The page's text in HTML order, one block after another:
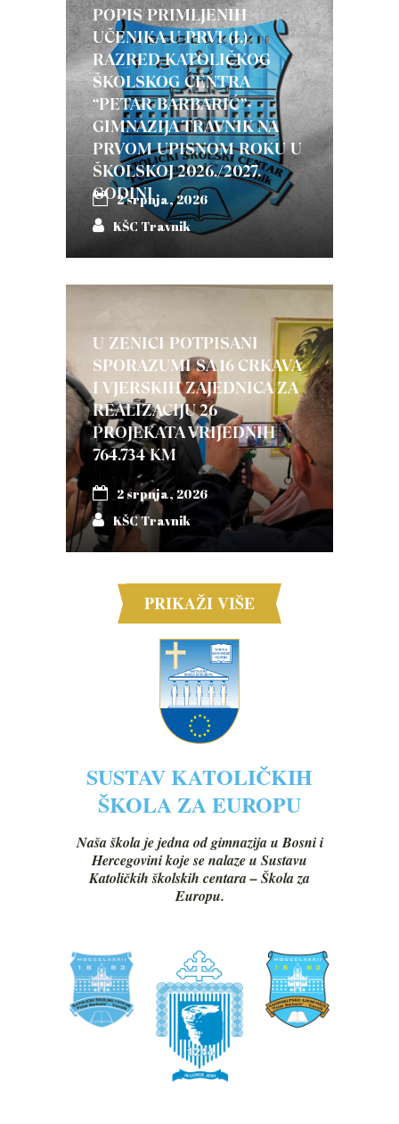
POPIS PRIMLJENIH
UČENIKA U PRVI (I.)
RAZRED KATOLIČKOG
ŠKOLSKOG CENTRA
“PETAR BARBARIĆ”-
GIMNAZIJA TRAVNIK NA
PRVOM UPISNOM ROKU U
ŠKOLSKOJ 2026./2027.
GODINI
2 srpnja, 2026
KŠC Travnik
U ZENICI POTPISANI
SPORAZUMI SA 16 CRKAVA
I VJERSKIH ZAJEDNICA ZA
REALIZACIJU 26
PROJEKATA VRIJEDNIH
764.734 KM
2 srpnja, 2026
KŠC Travnik
PRIKAŽI VIŠE
SUSTAV KATOLIČKIH
ŠKOLA ZA EUROPU
Naša škola je jedna od gimnazija u Bosni i
Hercegovini koje se nalaze u Sustavu
Katoličkih školskih centara – Škola za
Europu.